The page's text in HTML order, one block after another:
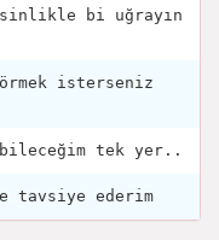
bi uğrayın
isterseniz
tek yer..
tavsiye ederim